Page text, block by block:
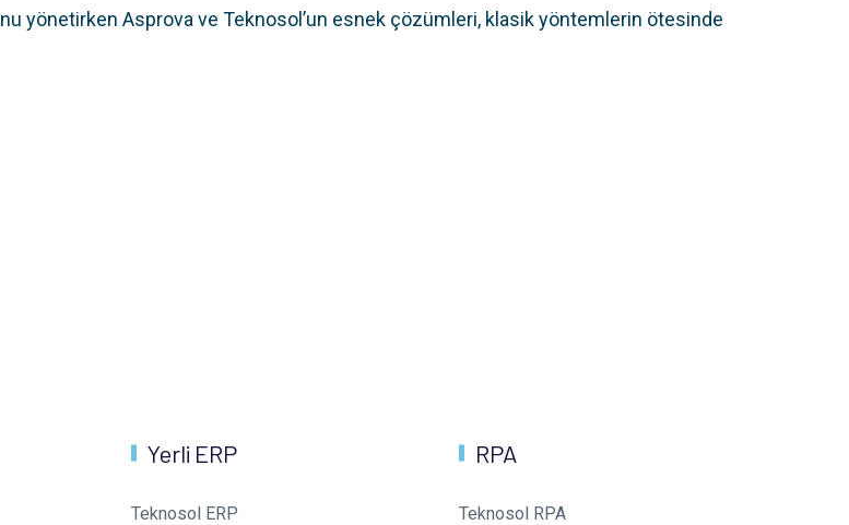
yönetirken Asprova ve Teknosol’un esnek çözümleri, klasik yöntemlerin ötesinde
Yerli ERP
Teknosol ERP
RPA
Teknosol RPA